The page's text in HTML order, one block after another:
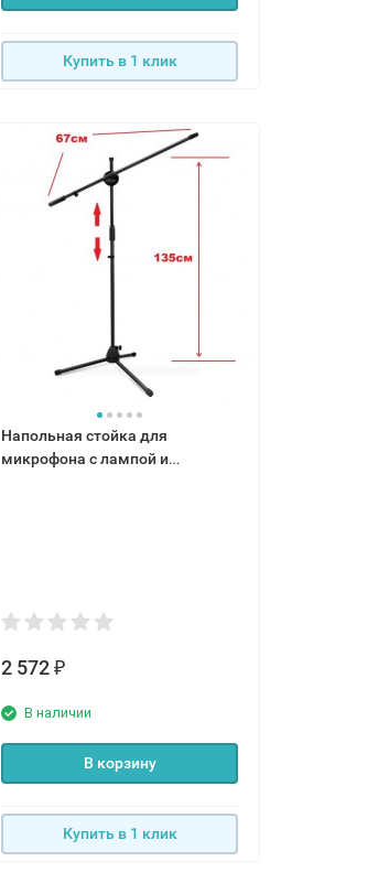
Купить в 1 клик
Напольная стойка для
микрофона с лампой и
2 572 ₽
В наличии
В корзину
Купить в 1 клик